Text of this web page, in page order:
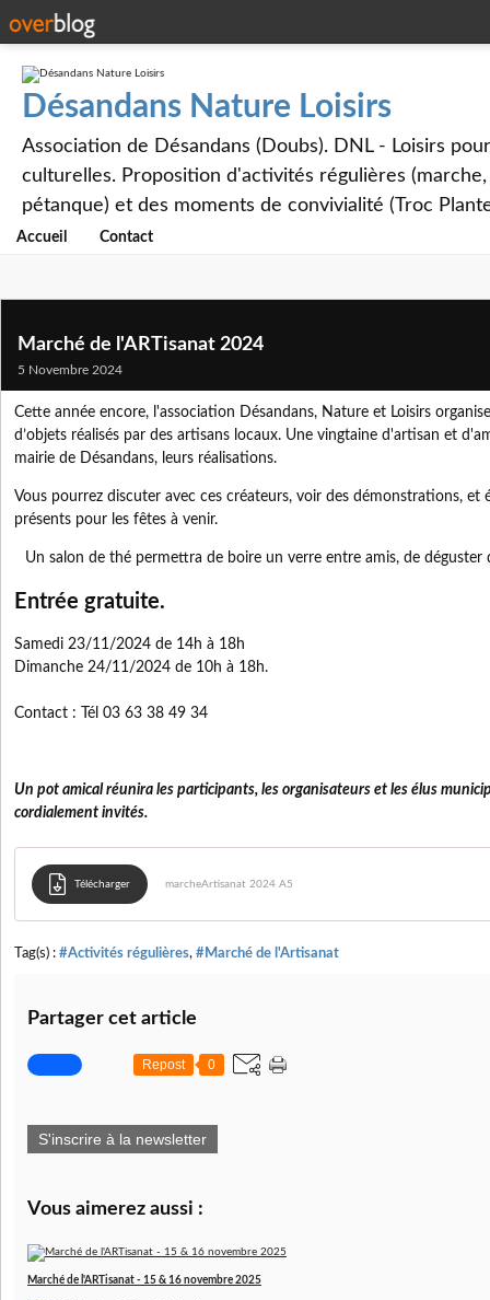
Désandans Nature Loisirs
Association de Désandans (Doubs). DNL - Loisirs
culturelles. Proposition d'activités régulières
pétanque) et des moments de convivialité (Troc
Accueil Contact
Marché de l'ARTisanat 2024
5 Novembre 2024
Cette année encore, l'association Désandans, Nature et Loisirs
d’objets réalisés par des artisans locaux. Une vingtaine d'artisan et
mairie de Désandans, leurs réalisations.
Vous pourrez discuter avec ces créateurs, voir des démonstrations, et
présents pour les fêtes à venir.
Un salon de thé permettra de boire un verre entre amis, de déguster
Entrée gratuite.
Samedi 23/11/2024 de 14h à 18h
Dimanche 24/11/2024 de 10h à 18h.
Contact : Tél 03 63 38 49 34
Un pot amical réunira les participants, les organisateurs et les élus
cordialement invités.
Télécharger marcheArtisanat 2024 A5
Tag(s) : #Activités régulières, #Marché de l'Artisanat
Partager cet article
Repost 0
S'inscrire à la newsletter
Vous aimerez aussi :
Marché de l'ARTisanat - 15 & 16 novembre 2025